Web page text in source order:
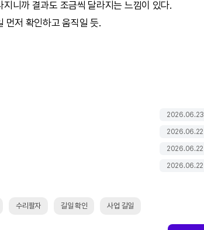
니까 결과도 조금씩 달라지는 느낌이 있다.
먼저 확인하고 움직일 듯.
2026.06.23
2026.06.22
2026.06.22
2026.06.22
수리팔자 길일 확인 사업 길일